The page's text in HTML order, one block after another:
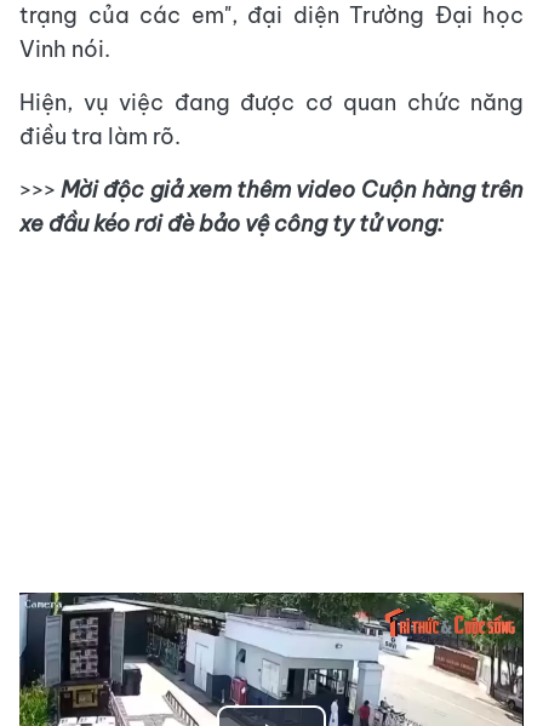
trạng của các em", đại diện Trường Đại học
Vinh nói.
Hiện, vụ việc đang được cơ quan chức năng
điều tra làm rõ.
>>> Mời độc giả xem thêm video Cuộn hàng trên
xe đầu kéo rơi đè bảo vệ công ty tử vong: